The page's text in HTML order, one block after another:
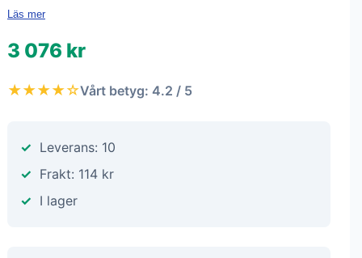
Läs mer
3 076 kr
★★★★☆Vårt betyg: 4.2 / 5
Leverans: 10
Frakt: 114 kr
I lager